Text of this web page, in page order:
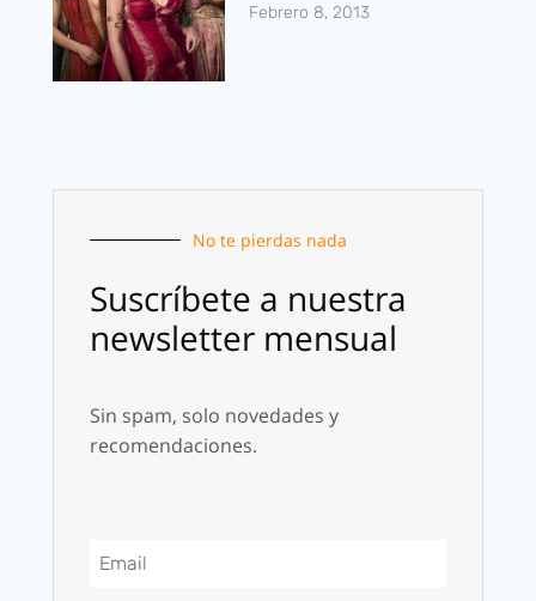
Febrero 8, 2013
No te pierdas nada
Suscríbete a nuestra
newsletter mensual
Sin spam, solo novedades y
recomendaciones.